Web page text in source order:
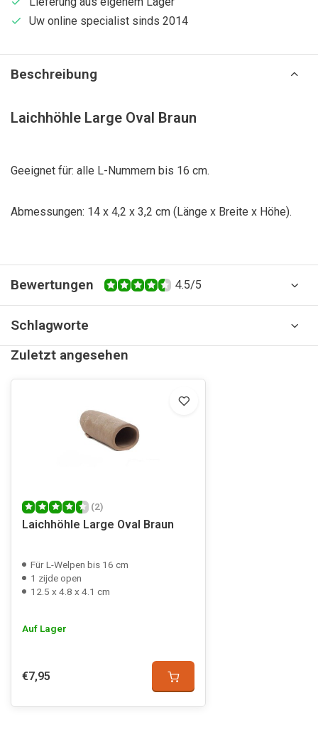
Uw online specialist sinds 2014
Beschreibung
Laichhöhle Large Oval Braun
Geeignet für: alle L-Nummern bis 16 cm.
Abmessungen: 14 x 4,2 x 3,2 cm (Länge x Breite x Höhe).
Bewertungen 4.5/5
Schlagworte
Zuletzt angesehen
(2)
Laichhöhle Large Oval Braun
Für L-Welpen bis 16 cm
1 zijde open
12.5 x 4.8 x 4.1 cm
Auf Lager
€7,95